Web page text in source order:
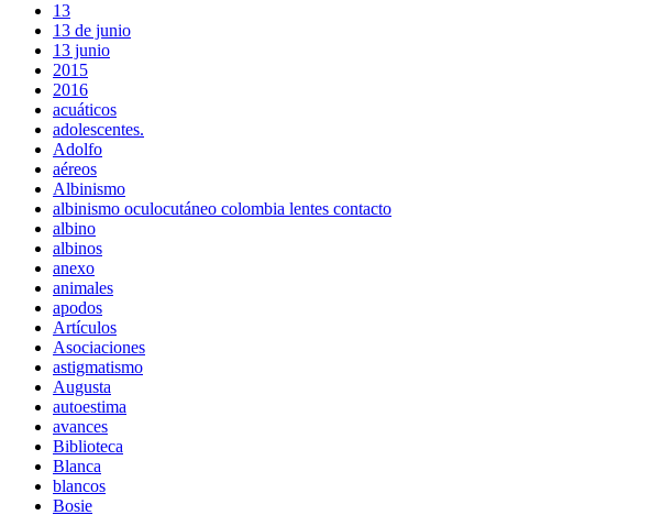
13
13 de junio
13 junio
2015
2016
acuáticos
adolescentes.
Adolfo
aéreos
Albinismo
albinismo oculocutáneo colombia lentes contacto
albino
albinos
anexo
animales
apodos
Artículos
Asociaciones
astigmatismo
Augusta
autoestima
avances
Biblioteca
Blanca
blancos
Bosie